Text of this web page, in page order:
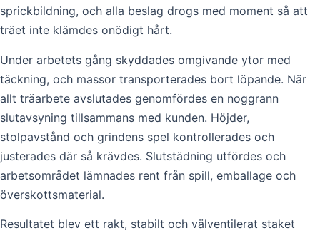
sprickbildning, och alla beslag drogs med moment så att
träet inte klämdes onödigt hårt.
Under arbetets gång skyddades omgivande ytor med
täckning, och massor transporterades bort löpande. När
allt träarbete avslutades genomfördes en noggrann
slutavsyning tillsammans med kunden. Höjder,
stolpavstånd och grindens spel kontrollerades och
justerades där så krävdes. Slutstädning utfördes och
arbetsområdet lämnades rent från spill, emballage och
överskottsmaterial.
Resultatet blev ett rakt, stabilt och välventilerat staket